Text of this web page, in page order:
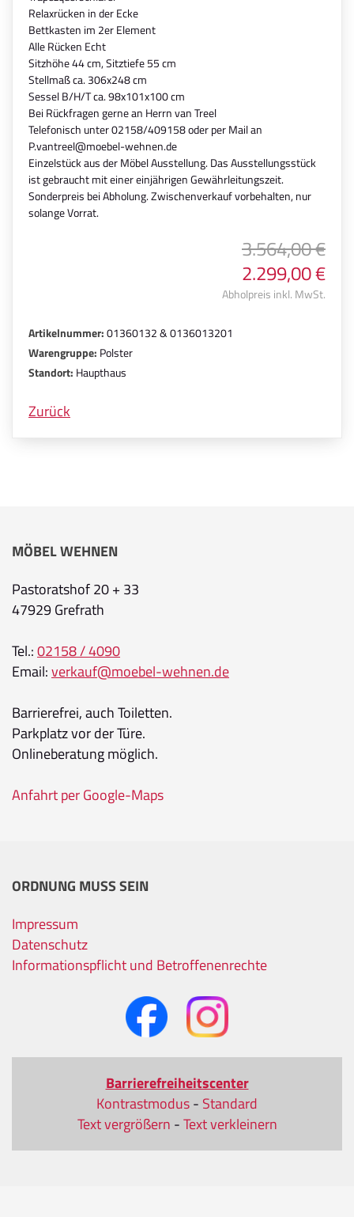
Relaxrücken in der Ecke
Bettkasten im 2er Element
Alle Rücken Echt
Sitzhöhe 44 cm, Sitztiefe 55 cm
Stellmaß ca. 306x248 cm
Sessel B/H/T ca. 98x101x100 cm
Bei Rückfragen gerne an Herrn van Treel
Telefonisch unter 02158/409158 oder per Mail an
P.vantreel@moebel-wehnen.de
Einzelstück aus der Möbel Ausstellung. Das Ausstellungsstück
ist gebraucht mit einer einjährigen Gewährleitungszeit.
Sonderpreis bei Abholung. Zwischenverkauf vorbehalten, nur
solange Vorrat.
3.564,00 €
2.299,00 €
Abholpreis inkl. MwSt.
Artikelnummer:01360132 & 0136013201
Warengruppe: Polster
Standort: Haupthaus
Zurück
MÖBEL WEHNEN
Pastoratshof 20 + 33
47929 Grefrath
Tel.:02158 / 4090
Email:verkauf@moebel-wehnen.de
Barrierefrei, auch Toiletten.
Parkplatz vor der Türe.
Onlineberatung möglich.
Anfahrt per Google-Maps
ORDNUNG MUSS SEIN
Impressum
Datenschutz
Informationspflicht und Betroffenenrechte
Barrierefreiheitscenter
Kontrastmodus- Standard
Text vergrößern -Text verkleinern